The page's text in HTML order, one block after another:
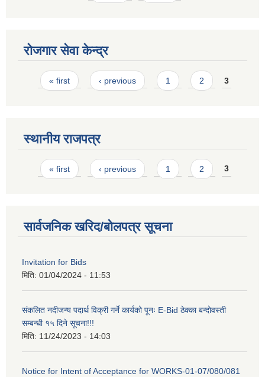
रोजगार सेवा केन्द्र
Pages
« first ‹ previous 1 2 3
स्थानीय राजपत्र
Pages
« first ‹ previous 1 2 3
सार्वजनिक खरिद/बोलपत्र सूचना
Invitation for Bids
मिति: 01/04/2024 - 11:53
संकलित नदीजन्य पदार्थ विक्री गर्ने कार्यको पूनः E-Bid ठेक्का बन्दोवस्ती
सम्बन्धी १५ दिने सूचना!!!
मिति: 11/24/2023 - 14:03
Notice for Intent of Acceptance for WORKS-01-07/080/081